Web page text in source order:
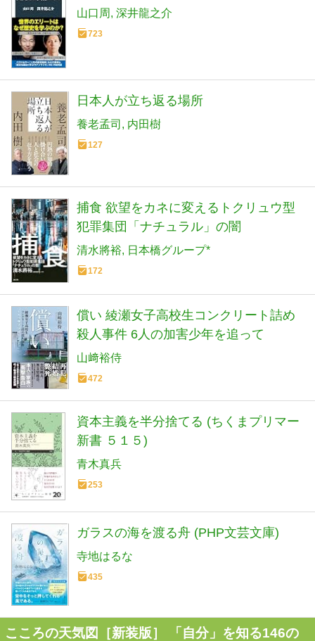
山口周 深井龍之介
723
日本人が立ち返る場所
養老孟司 内田樹
127
捕食 欲望をカネに変えるトクリュウ型
犯罪集団「ナチュラル」の闇
清水將裕 日本橋グループ*
172
償い 綾瀬女子高校生コンクリート詰め
殺人事件 6人の加害少年を追って
山﨑裕侍
472
資本主義を半分捨てる (ちくまプリマー
新書 ５１５)
青木真兵
253
ガラスの海を渡る舟 (PHP文芸文庫)
寺地はるな
435
こころの天気図［新装版］ 「自分」を知る146の